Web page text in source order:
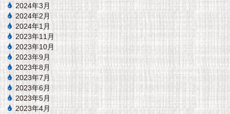
2024年3月
2024年2月
2024年1月
2023年11月
2023年10月
2023年9月
2023年8月
2023年7月
2023年6月
2023年5月
2023年4月